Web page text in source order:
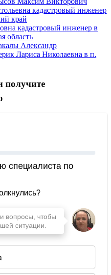
кадастровый инженер
край
кадастровый инженер в
область
Александр
Лариса Николаевна в п.
получите